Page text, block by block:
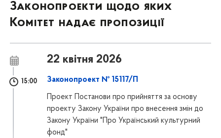
Законопроекти щодо яких
Комітет надає пропозиції
22 квітня 2026
15:00 Законопроект № 15117/П
Проект Постанови про прийняття за основу
проекту Закону України про внесення змін до
Закону України "Про Український культурний
фонд"